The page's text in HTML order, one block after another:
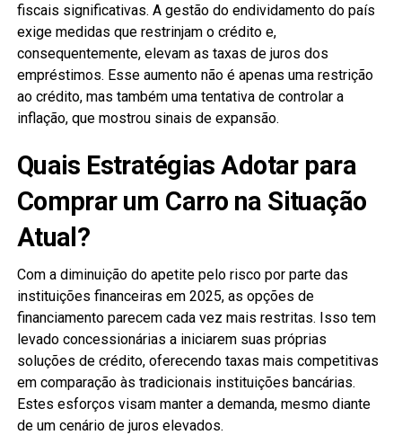
fiscais significativas. A gestão do endividamento do país
exige medidas que restrinjam o crédito e,
consequentemente, elevam as taxas de juros dos
empréstimos. Esse aumento não é apenas uma restrição
ao crédito, mas também uma tentativa de controlar a
inflação, que mostrou sinais de expansão.
Quais Estratégias Adotar para
Comprar um Carro na Situação
Atual?
Com a diminuição do apetite pelo risco por parte das
instituições financeiras em 2025, as opções de
financiamento parecem cada vez mais restritas. Isso tem
levado concessionárias a iniciarem suas próprias
soluções de crédito, oferecendo taxas mais competitivas
em comparação às tradicionais instituições bancárias.
Estes esforços visam manter a demanda, mesmo diante
de um cenário de juros elevados.